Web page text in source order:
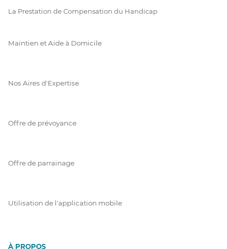
La Prestation de Compensation du Handicap
Maintien et Aide à Domicile
Nos Aires d'Expertise
Offre de prévoyance
Offre de parrainage
Utilisation de l'application mobile
À PROPOS